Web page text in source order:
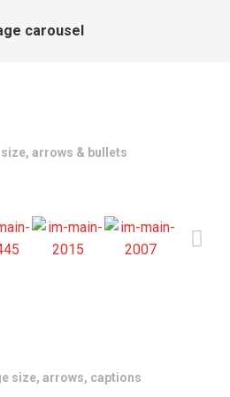
carousel
arrows & bullets
size, arrows, captions